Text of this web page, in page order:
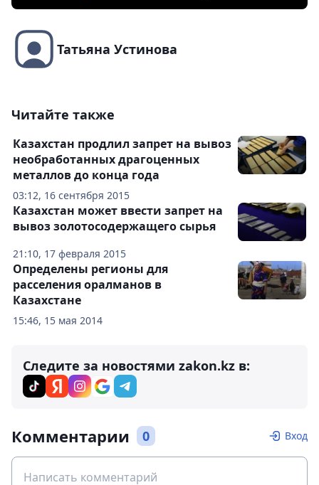
Татьяна Устинова
Читайте также
03:12, 16 сентября 2015
Казахстан продлил запрет на вывоз
необработанных драгоценных
металлов до конца года
21:10, 17 февраля 2015
Казахстан может ввести запрет на
вывоз золотосодержащего сырья
15:46, 15 мая 2014
Определены регионы для
расселения оралманов в
Казахстане
Следите за новостями zakon.kz в:
Комментарии 0 Вход